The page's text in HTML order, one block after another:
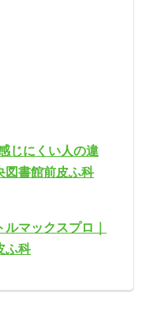
じにくい人の違
図書館前皮ふ科
マックスプロ｜
ふ科